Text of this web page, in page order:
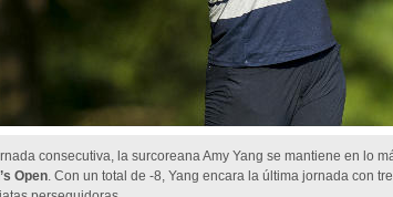
consecutiva, la surcoreana Amy Yang se mantiene en lo
Open. Con un total de -8, Yang encara la última jornada con